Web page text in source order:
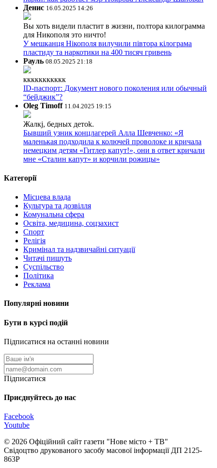
Денис 16.05.2025 14:26
Вы хоть видели пластит в жизни, полтора килограмма
для Никополя это ничто!
У мешканця Нікополя вилучили півтора кілограма
пластиду та наркотики на 400 тисяч гривень
Рауль 08.05.2025 21:18
ккккккккккк
ID-паспорт: Документ нового поколения или обычный
“бейджик”?
Oleg Timoff 11.04.2025 19:15
Жалкj, бедных детok.
Бывший узник концлагерей Алла Шевченко: «Я
маленькая подходила к колючей проволоке и кричала
немецким детям «Гитлер капут!», они в ответ кричали
мне «Сталин капут» и корчили рожицы»
Категорії
Місцева влада
Культура та дозвілля
Комунальна сфера
Освіта, медицина, соцзахист
Спорт
Релігія
Кримінал та надзвичайні ситуації
Читачі пишуть
Суспільство
Політика
Реклама
Популярні новини
Бути в курсі подій
Підписатися на останні новини
Підписатися
Приєднуйтесь до нас
Facebook
Youtube
© 2026 Офіційний сайт газети "Нове мiсто + ТВ"
Свідоцтво друкованого засобу масової інформації ДП 2125-
863Р